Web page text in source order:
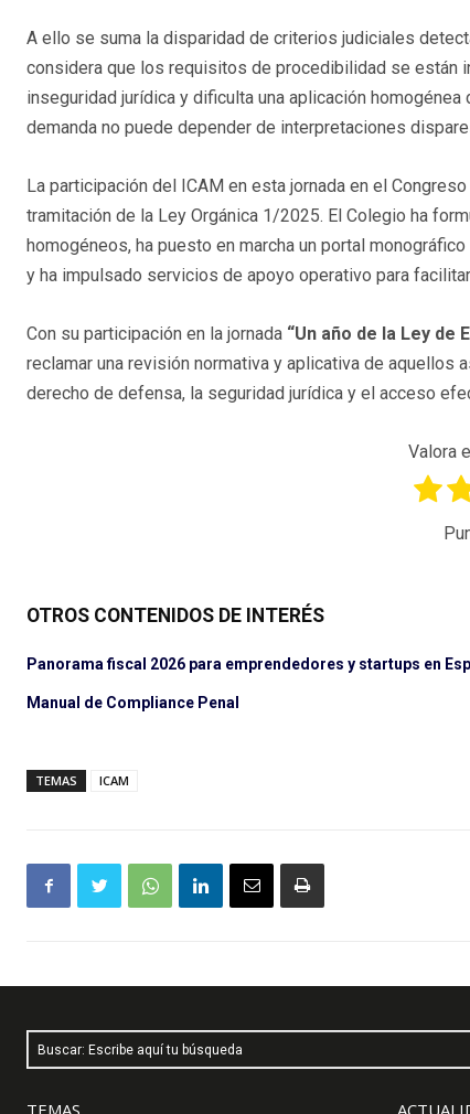
A ello se suma la disparidad de criterios judiciales
considera que los requisitos de procedibilidad se están
inseguridad jurídica y dificulta una aplicación
demanda no puede depender de interpretaciones
La participación del ICAM en esta jornada en el
tramitación de la Ley Orgánica 1/2025. El Colegio ha
homogéneos, ha puesto en marcha un portal
y ha impulsado servicios de apoyo operativo para
Con su participación en la jornada “Un año de la Ley de
reclamar una revisión normativa y aplicativa de aquellos
derecho de defensa, la seguridad jurídica y el acceso
Valora
OTROS CONTENIDOS DE INTERÉS
Panorama fiscal 2026 para emprendedores y startups en
Manual de Compliance Penal
TEMAS ICAM
Buscar: Escribe aquí tu búsqueda